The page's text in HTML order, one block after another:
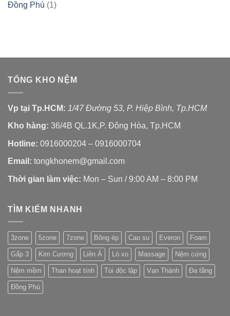
Đồng Phú (1)
TỔNG KHO NỆM
Vp tại Tp.HCM: 1/47 Đường 53, P. Hiệp Bình, Tp.HCM
Kho hàng: 36/4B QL.1K,P. Đông Hòa, Tp.HCM
Hotline: 0916000204 – 0916000704
Email: tongkhonem@gmail.com
Thời gian làm việc: Mon – Sun / 9:00 AM – 8:00 PM
TÌM KIẾM NHANH
3zone 5zone 7zone Bông ép Cao su Everon Foam
Gấp 3 Kim Cương Liên Á Lò xo Massage Nệm cứng
Nệm mềm Than hoạt tính Túi độc lập Vạn Thành Đa tầng
Đồng Phú